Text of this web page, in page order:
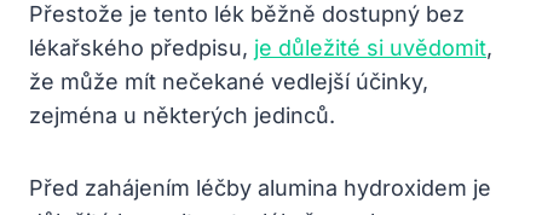
Přestože je tento lék běžně dostupný bez
lékařského předpisu, je důležité si uvědomit,
že může mít nečekané vedlejší účinky,
zejména u některých jedinců.
Před zahájením léčby alumina hydroxidem je